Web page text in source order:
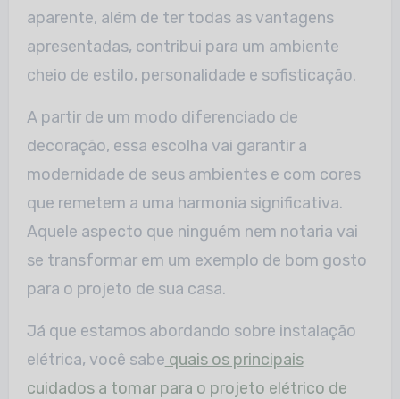
aparente, além de ter todas as vantagens
apresentadas, contribui para um ambiente
cheio de estilo, personalidade e sofisticação.
A partir de um modo diferenciado de
decoração, essa escolha vai garantir a
modernidade de seus ambientes e com cores
que remetem a uma harmonia significativa.
Aquele aspecto que ninguém nem notaria vai
se transformar em um exemplo de bom gosto
para o projeto de sua casa.
Já que estamos abordando sobre instalação
elétrica, você sabe quais os principais
cuidados a tomar para o projeto elétrico de